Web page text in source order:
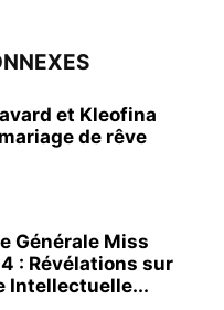
et Kleofina
de rêve
Générale Miss
: Révélations sur
Intellectuelle...